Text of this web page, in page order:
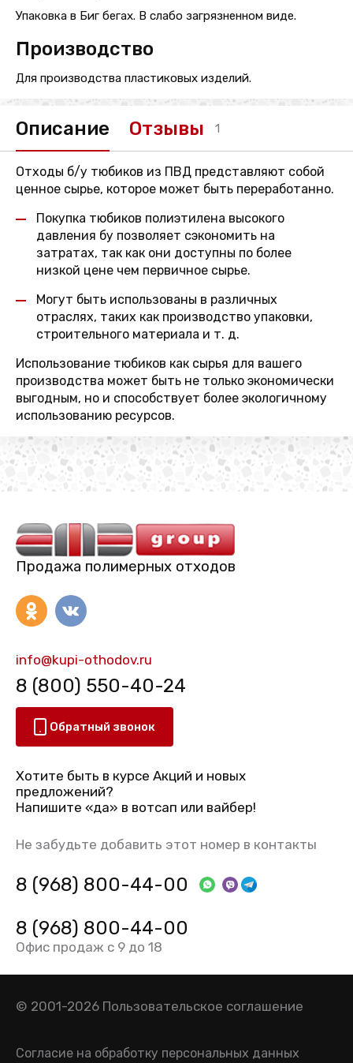
Упаковка в Биг бегах. В слабо загрязненном виде.
Производство
Для производства пластиковых изделий.
Описание Отзывы 1
Отходы б/у тюбиков из ПВД представляют собой
ценное сырье, которое может быть переработанно.
Покупка тюбиков полиэтилена высокого
давления бу позволяет сэкономить на
затратах, так как они доступны по более
низкой цене чем первичное сырье.
Могут быть использованы в различных
отраслях, таких как производство упаковки,
строительного материала и т. д.
Использование тюбиков как сырья для вашего
производства может быть не только экономически
выгодным, но и способствует более экологичному
использованию ресурсов.
Продажа полимерных отходов
info@kupi-othodov.ru
8 (800) 550-40-24
Обратный звонок
Хотите быть в курсе Акций и новых
предложений?
Напишите «да» в вотсап или вайбер!
Не забудьте добавить этот номер в контакты
8 (968) 800-44-00
8 (968) 800-44-00
Офис продаж с 9 до 18
© 2001-2026 Пользовательское соглашение
Согласие на обработку персональных данных